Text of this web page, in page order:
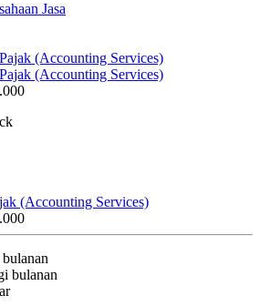
Jasa
Price
(Accounting Services)
Price
range:
through
Rp2.250.000
bulanan